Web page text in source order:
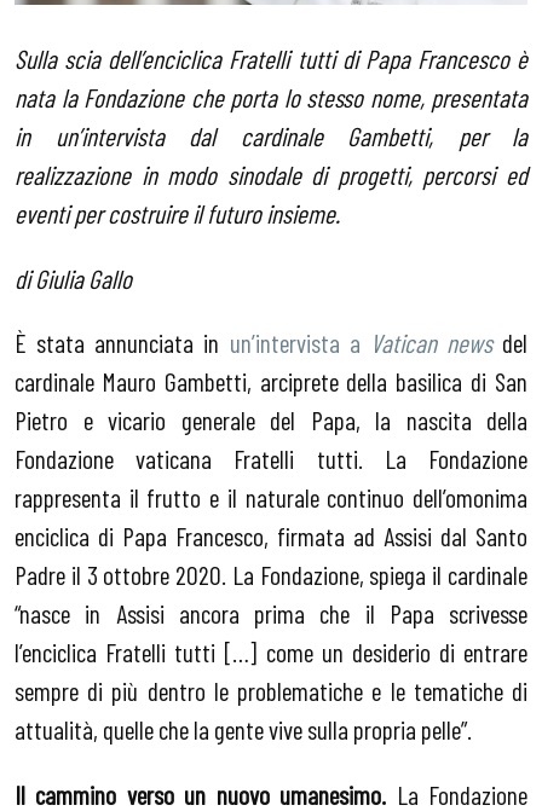
Sulla scia dell’enciclica Fratelli tutti di Papa Francesco è
nata la Fondazione che porta lo stesso nome, presentata
in un’intervista dal cardinale Gambetti, per la
realizzazione in modo sinodale di progetti, percorsi ed
eventi per costruire il futuro insieme.
di Giulia Gallo
È stata annunciata in un’intervista a Vatican news del
cardinale Mauro Gambetti, arciprete della basilica di San
Pietro e vicario generale del Papa, la nascita della
Fondazione vaticana Fratelli tutti. La Fondazione
rappresenta il frutto e il naturale continuo dell’omonima
enciclica di Papa Francesco, firmata ad Assisi dal Santo
Padre il 3 ottobre 2020. La Fondazione, spiega il cardinale
“nasce in Assisi ancora prima che il Papa scrivesse
l’enciclica Fratelli tutti […] come un desiderio di entrare
sempre di più dentro le problematiche e le tematiche di
attualità, quelle che la gente vive sulla propria pelle”.
Il cammino verso un nuovo umanesimo. La Fondazione